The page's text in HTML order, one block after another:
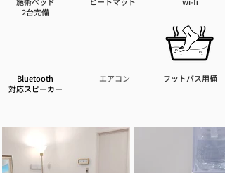
​2台完備
Bluetooth
​対応スピーカー
エアコン フットバス用桶